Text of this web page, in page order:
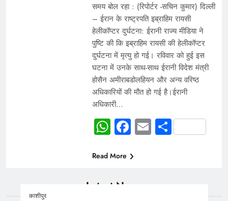
Latest News
काशीपुर
समय बोल रहा : (रिपोर्टर -सचिन कुमार) दिल्ली
– ईरान के राष्ट्रपति इब्राहिम रायसी
हेलीकॉप्टर दुर्घटना: ईरानी राज्य मीडिया ने
पुष्टि की कि इब्राहिम रायसी की हेलीकॉप्टर
दुर्घटना में मृत्यु हो गई। रविवार को हुई इस
घटना में उनके साथ-साथ ईरानी विदेश मंत्री
होसैन अमीराबडोलहियन और अन्य वरिष्ठ
अधिकारियों की मौत हो गई है।ईरानी
अधिकारी…
WhatsApp
Facebook
EmailShare
Read More